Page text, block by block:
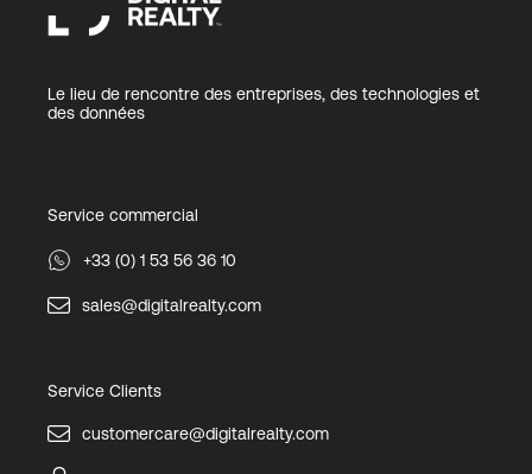
Le lieu de rencontre des entreprises, des technologies et
des données
Service commercial
+33 (0) 1 53 56 36 10
sales@digitalrealty.com
Service Clients
customercare@digitalrealty.com